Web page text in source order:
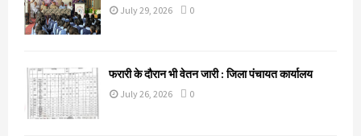
July 29, 2026 0
फरारी के दौरान भी वेतन जारी : जिला पंचायत कार्यालय
July 26, 2026 0